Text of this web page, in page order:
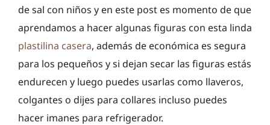
de sal con niños y en este post es momento de que
aprendamos a hacer algunas figuras con esta linda
plastilina casera, además de económica es segura
para los pequeños y si dejan secar las figuras estás
endurecen y luego puedes usarlas como llaveros,
colgantes o dijes para collares incluso puedes
hacer imanes para refrigerador.